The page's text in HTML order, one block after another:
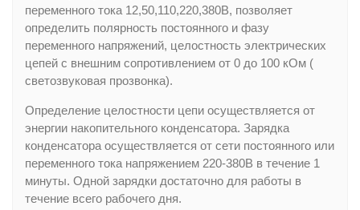
переменного тока 12,50,110,220,380В, позволяет
определить полярность постоянного и фазу
переменного напряжений, целостность электрических
цепей с внешним сопротивлением от 0 до 100 кОм (
светозвуковая прозвонка).
Определение целостности цепи осуществляется от
энергии накопитель­ного конденсатора. Зарядка
конденсатора осуществляется от сети постоянного или
переменного тока напряжением 220-380В в течение 1
минуты. Одной зарядки достаточно для работы в
течение всего рабочего дня.